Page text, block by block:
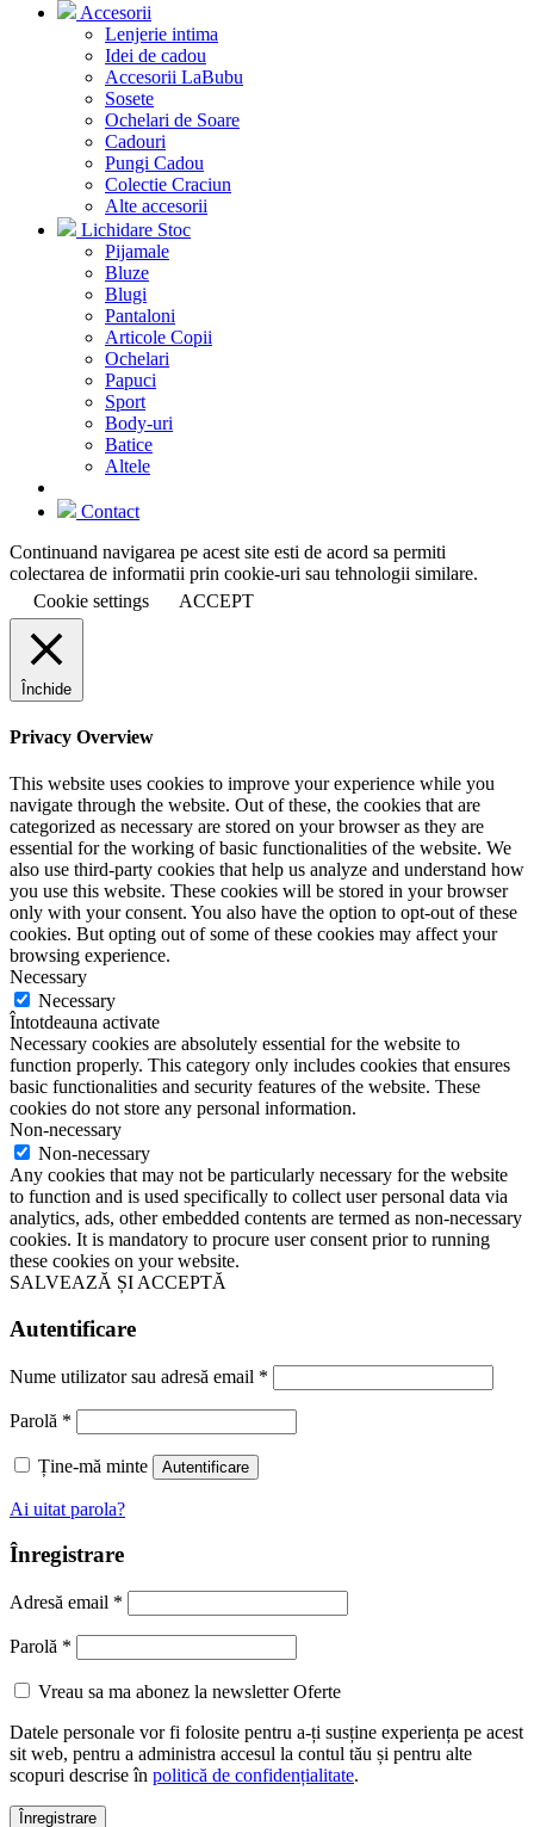
Accesorii
Lenjerie intima
Idei de cadou
Accesorii LaBubu
Sosete
Ochelari de Soare
Cadouri
Pungi Cadou
Colectie Craciun
Alte accesorii
Lichidare Stoc
Pijamale
Bluze
Blugi
Pantaloni
Articole Copii
Ochelari
Papuci
Sport
Body-uri
Batice
Altele
Contact
Continuand navigarea pe acest site esti de acord sa permiti
colectarea de informatii prin cookie-uri sau tehnologii similare.
Cookie settings
ACCEPT
Închide
Privacy Overview
This website uses cookies to improve your experience while you
navigate through the website. Out of these, the cookies that are
categorized as necessary are stored on your browser as they are
essential for the working of basic functionalities of the website. We
also use third-party cookies that help us analyze and understand how
you use this website. These cookies will be stored in your browser
only with your consent. You also have the option to opt-out of these
cookies. But opting out of some of these cookies may affect your
browsing experience.
Necessary
Necessary
Întotdeauna activate
Necessary cookies are absolutely essential for the website to
function properly. This category only includes cookies that ensures
basic functionalities and security features of the website. These
cookies do not store any personal information.
Non-necessary
Non-necessary
Any cookies that may not be particularly necessary for the website
to function and is used specifically to collect user personal data via
analytics, ads, other embedded contents are termed as non-necessary
cookies. It is mandatory to procure user consent prior to running
these cookies on your website.
SALVEAZĂ ȘI ACCEPTĂ
Autentificare
Nume utilizator sau adresă email *
Parolă *
Ține-mă minte Autentificare
Ai uitat parola?
Înregistrare
Adresă email *
Parolă *
Vreau sa ma abonez la newsletter Oferte
Datele personale vor fi folosite pentru a-ți susține experiența pe acest
sit web, pentru a administra accesul la contul tău și pentru alte
scopuri descrise în politică de confidențialitate.
Înregistrare